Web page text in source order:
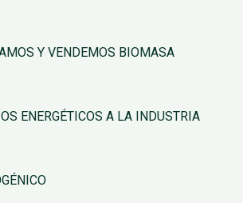
Y VENDEMOS BIOMASA
ENERGÉTICOS A LA INDUSTRIA